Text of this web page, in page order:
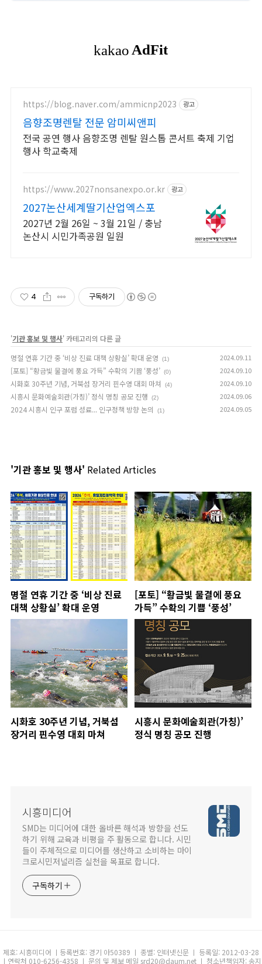
https://blog.naver.com/ammicnp2023 광고
음향조명렌탈 전문 암미씨앤피
전국 공연 행사 음향조명 렌탈 원스톱 콘서트 축제 기업
행사 학교축제
https://www.2027nonsanexpo.or.kr 광고
2027논산세계딸기산업엑스포
2027년 2월 26일 ~ 3월 21일 / 충남
논산시 시민가족공원 일원
4 구독하기
'기관 홍보 및 행사' 카테고리의 다른 글
명절 연휴 기간 중 ‘비상 진료 대책 상황실’ 확대 운영
(1) 2024.09.11
[포토] “황금빛 물결에 풍요 가득” 수확의 기쁨 ‘풍성’ (0) 2024.09.10
시화호 30주년 기념, 거북섬 장거리 핀수영 대회 마쳐 (4) 2024.09.10
시흥시 문화예술회관(가칭)’ 정식 명칭 공모 진행 (2) 2024.09.06
2024 시흥시 인구 포럼 성료... 인구정책 방향 논의 (1) 2024.09.05
'기관 홍보 및 행사' Related Articles
명절 연휴 기간 중 ‘비상 진료
대책 상황실’ 확대 운영
[포토] “황금빛 물결에 풍요
가득” 수확의 기쁨 ‘풍성’
시화호 30주년 기념, 거북섬
장거리 핀수영 대회 마쳐
시흥시 문화예술회관(가칭)’
정식 명칭 공모 진행
시흥미디어
SMD는 미디어에 대한 올바른 해석과 방향을 선도
하기 위해 교육과 비평을 주 활동으로 합니다. 시민
들이 주체적으로 미디어를 생산하고 소비하는 마이
크로시민저널리즘 실천을 목표로 합니다.
구독하기
제호: 시흥미디어 ㅣ등록번호: 경기 아50389 ㅣ 종별: 인터넷신문 ㅣ 등록일: 2012-03-28
ㅣ연락처 010-6256-4358 ㅣ 문의 및 제보 메일 srd20@daum.net ㅣ 청소년책임자: 송지